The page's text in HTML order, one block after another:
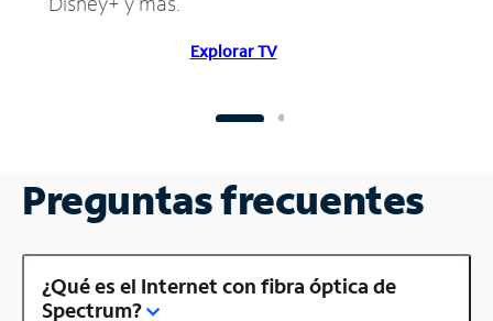
Explorar TV
Preguntas frecuentes
¿Qué es el Internet con fibra óptica de
Spectrum?